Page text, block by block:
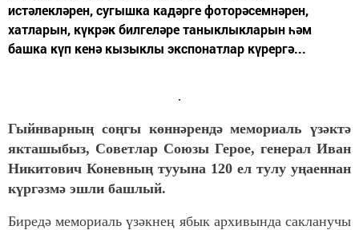
истәлекләрен, сугышка кадәрге фоторәсемнәрен,
хатларын, күкрәк билгеләре таныклыкларын һәм
башка күп кенә кызыклы экспонатлар күрергә...
Гыйнварның соңгы көннәрендә мемориаль үзәктә
якташыбыз, Советлар Союзы Герое, генерал Иван
Никитович Коневның тууына 120 ел тулу уңаеннан
күргәзмә эшли башлый.
Биредә мемориаль үзәкнең ябык архивында сакланучы